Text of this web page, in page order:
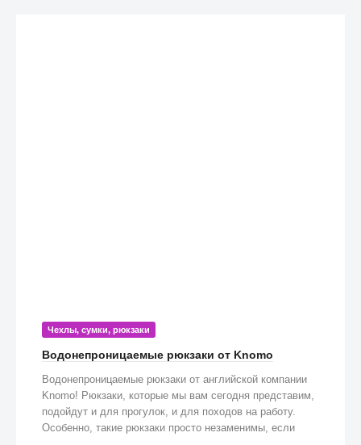
Чехлы, сумки, рюкзаки
Водонепроницаемые рюкзаки от Knomo
Водонепроницаемые рюкзаки от английской компании
Knomo! Рюкзаки, которые мы вам сегодня представим,
подойдут и для прогулок, и для походов на работу.
Особенно, такие рюкзаки просто незаменимы, если